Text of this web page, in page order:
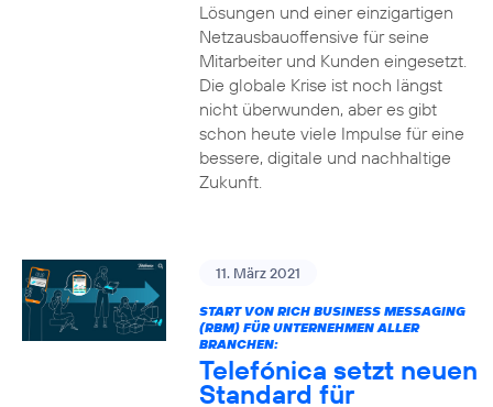
Lösungen und einer einzigartigen
Netzausbauoffensive für seine
Mitarbeiter und Kunden eingesetzt.
Die globale Krise ist noch längst
nicht überwunden, aber es gibt
schon heute viele Impulse für eine
bessere, digitale und nachhaltige
Zukunft.
11. März 2021
START VON RICH BUSINESS MESSAGING
(RBM) FÜR UNTERNEHMEN ALLER
BRANCHEN:
Telefónica setzt neuen
Standard für